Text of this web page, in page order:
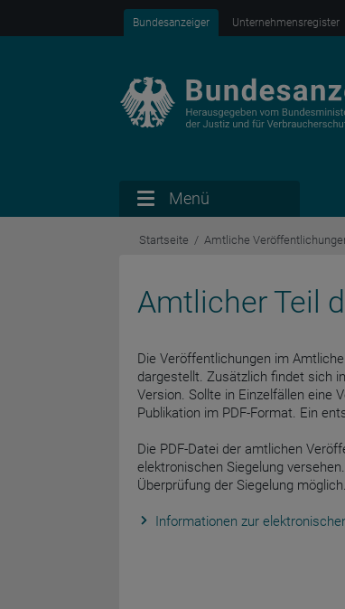
Bundesanzeiger Unternehmensregister
Menü
Startseite Amtliche
Amtlicher Teil
Die Veröffentlichungen im
dargestellt. Zusätzlich findet sich
Version. Sollte in Einzelfällen eine
Publikation im PDF-Format. Ein
Die PDF-Datei der amtlichen
elektronischen Siegelung
Überprüfung der Siegelung möglich.
Informationen zur